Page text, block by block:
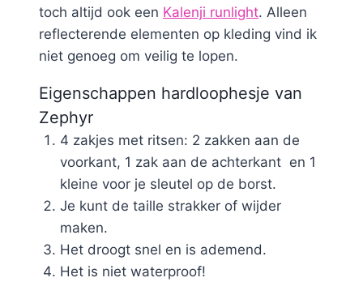
toch altijd ook een Kalenji runlight. Alleen
reflecterende elementen op kleding vind ik
niet genoeg om veilig te lopen.
Eigenschappen hardloophesje van
Zephyr
4 zakjes met ritsen: 2 zakken aan de
voorkant, 1 zak aan de achterkant en 1
kleine voor je sleutel op de borst.
Je kunt de taille strakker of wijder
maken.
Het droogt snel en is ademend.
Het is niet waterproof!